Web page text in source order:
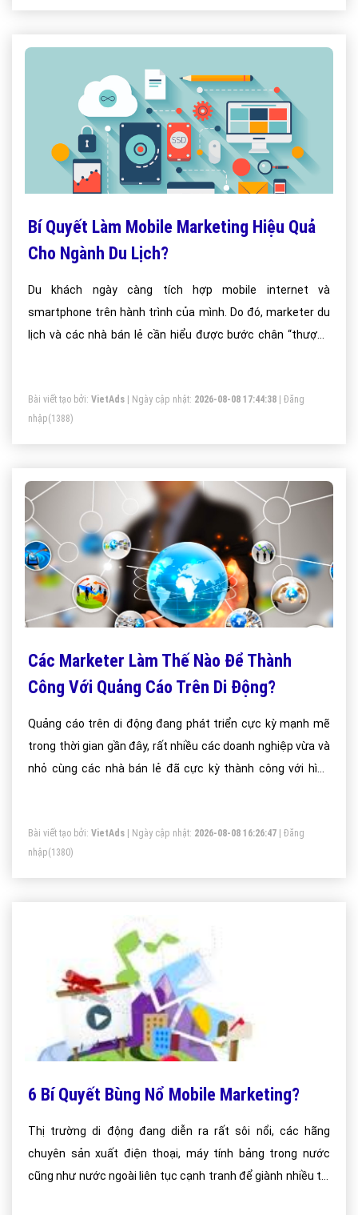
Bí Quyết Làm Mobile Marketing Hiệu Quả
Cho Ngành Du Lịch?
Du khách ngày càng tích hợp mobile internet và
smartphone trên hành trình của mình. Do đó, marketer du
lịch và các nhà bán lẻ cần hiểu được bước chân “thượng
Bài viết tạo bởi: VietAds | Ngày cập nhật: 2026-08-08 17:44:38
Đăng
nhập(1388)
Các Marketer Làm Thế Nào Để Thành
Công Với Quảng Cáo Trên Di Động?
Quảng cáo trên di động đang phát triển cực kỳ mạnh mẽ
trong thời gian gần đây, rất nhiều các doanh nghiệp vừa và
nhỏ cùng các nhà bán lẻ đã cực kỳ thành công với hình
Bài viết tạo bởi: VietAds | Ngày cập nhật: 2026-08-08 16:26:47
Đăng
nhập(1380)
6 Bí Quyết Bùng Nổ Mobile Marketing?
Thị trường di động đang diễn ra rất sôi nổi, các hãng
chuyên sản xuất điện thoại, máy tính bảng trong nước
cũng như nước ngoài liên tục cạnh tranh để giành nhiều thị